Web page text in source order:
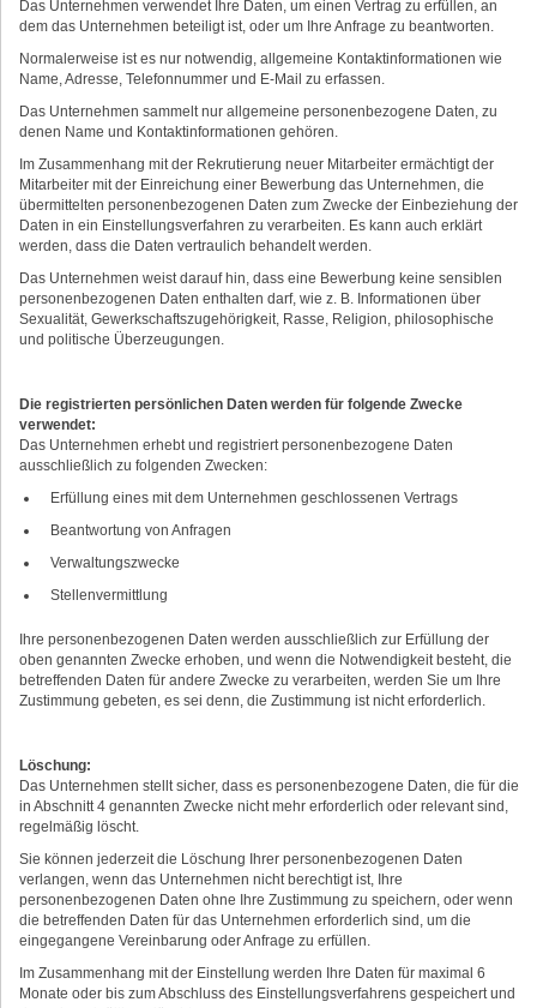
Das Unternehmen verwendet Ihre Daten, um einen Vertrag zu erfüllen, an
dem das Unternehmen beteiligt ist, oder um Ihre Anfrage zu beantworten.
Normalerweise ist es nur notwendig, allgemeine Kontaktinformationen wie
Name, Adresse, Telefonnummer und E-Mail zu erfassen.
Das Unternehmen sammelt nur allgemeine personenbezogene Daten, zu
denen Name und Kontaktinformationen gehören.
Im Zusammenhang mit der Rekrutierung neuer Mitarbeiter ermächtigt der
Mitarbeiter mit der Einreichung einer Bewerbung das Unternehmen, die
übermittelten personenbezogenen Daten zum Zwecke der Einbeziehung der
Daten in ein Einstellungsverfahren zu verarbeiten. Es kann auch erklärt
werden, dass die Daten vertraulich behandelt werden.
Das Unternehmen weist darauf hin, dass eine Bewerbung keine sensiblen
personenbezogenen Daten enthalten darf, wie z. B. Informationen über
Sexualität, Gewerkschaftszugehörigkeit, Rasse, Religion, philosophische
und politische Überzeugungen.
Die registrierten persönlichen Daten werden für folgende Zwecke
verwendet:
Das Unternehmen erhebt und registriert personenbezogene Daten
ausschließlich zu folgenden Zwecken:
Erfüllung eines mit dem Unternehmen geschlossenen Vertrags
Beantwortung von Anfragen
Verwaltungszwecke
Stellenvermittlung
Ihre personenbezogenen Daten werden ausschließlich zur Erfüllung der
oben genannten Zwecke erhoben, und wenn die Notwendigkeit besteht, die
betreffenden Daten für andere Zwecke zu verarbeiten, werden Sie um Ihre
Zustimmung gebeten, es sei denn, die Zustimmung ist nicht erforderlich.
Löschung:
Das Unternehmen stellt sicher, dass es personenbezogene Daten, die für die
in Abschnitt 4 genannten Zwecke nicht mehr erforderlich oder relevant sind,
regelmäßig löscht.
Sie können jederzeit die Löschung Ihrer personenbezogenen Daten
verlangen, wenn das Unternehmen nicht berechtigt ist, Ihre
personenbezogenen Daten ohne Ihre Zustimmung zu speichern, oder wenn
die betreffenden Daten für das Unternehmen erforderlich sind, um die
eingegangene Vereinbarung oder Anfrage zu erfüllen.
Im Zusammenhang mit der Einstellung werden Ihre Daten für maximal 6
Monate oder bis zum Abschluss des Einstellungsverfahrens gespeichert und